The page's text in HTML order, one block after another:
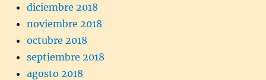
diciembre 2018
noviembre 2018
octubre 2018
septiembre 2018
agosto 2018